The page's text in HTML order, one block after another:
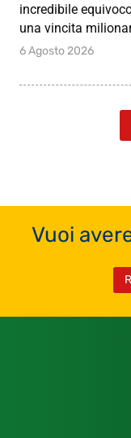
incredibile
una vincita
6 Agosto 2026
Vuoi